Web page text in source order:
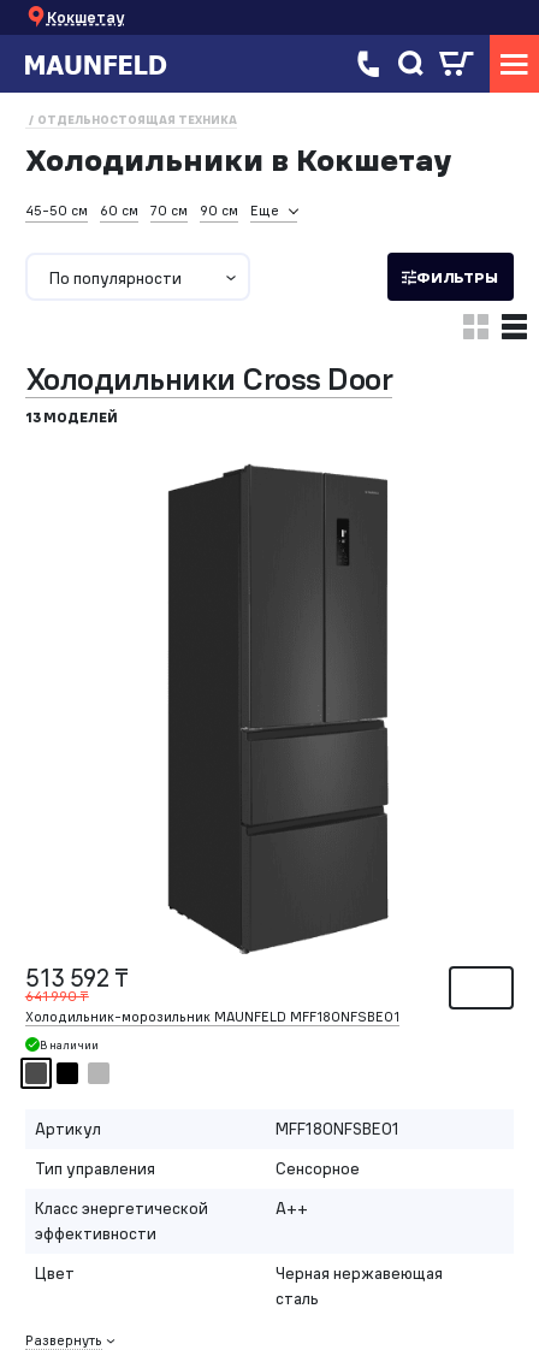
Кокшетау
ОТДЕЛЬНОСТОЯЩАЯ ТЕХНИКА
Холодильники в Кокшетау
45-50 см 60 см 70 см 90 см Еще
По популярности ФИЛЬТРЫ
Холодильники Cross Door
13 МОДЕЛЕЙ
513 592 ₸
641 990 ₸
Холодильник-морозильник MAUNFELD MFF180NFSBE01
В наличии
Артикул
MFF180NFSBE01
Тип управления
Сенсорное
Класс энергетической
эффективности
A++
Цвет
Черная нержавеющая
сталь
Развернуть